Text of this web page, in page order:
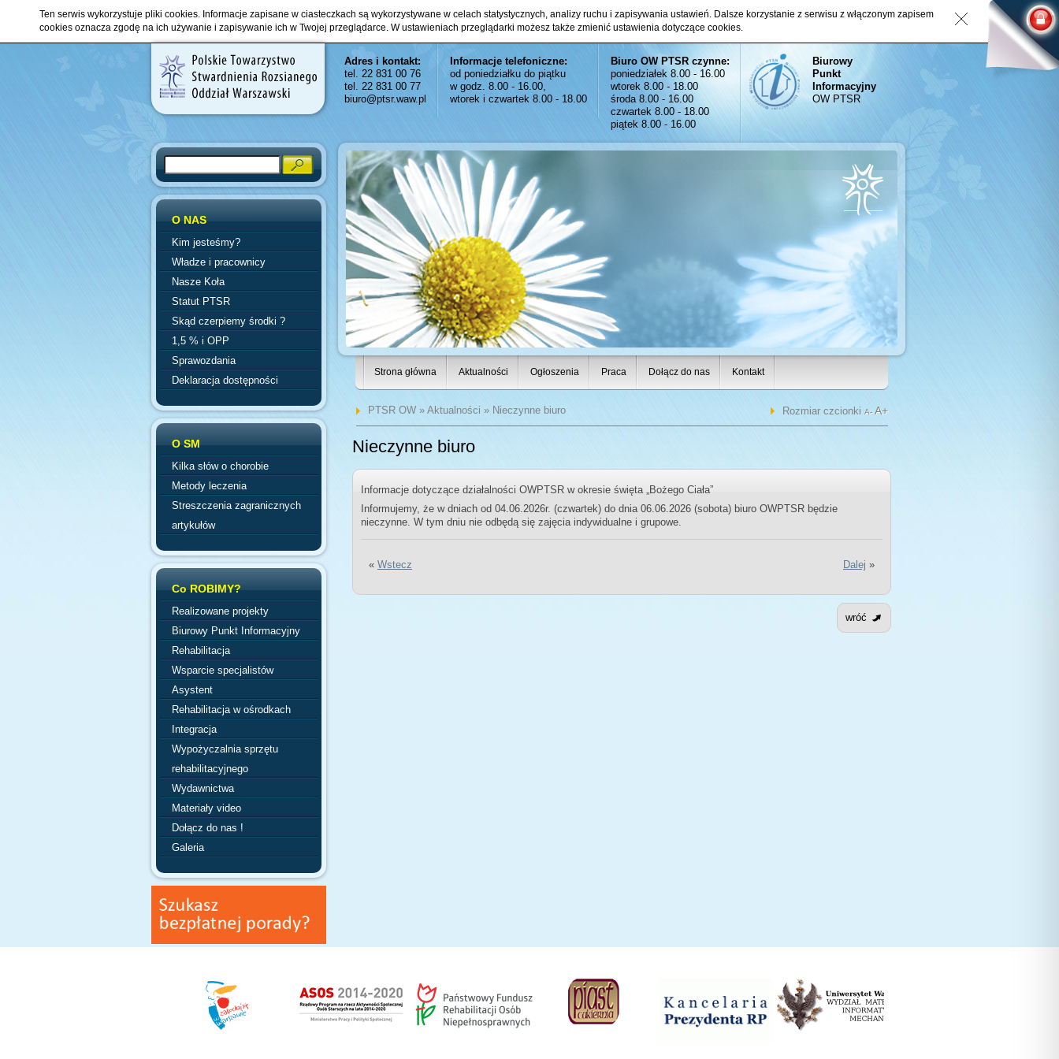
Ten serwis wykorzystuje pliki cookies. Informacje zapisane w ciasteczkach są wykorzystywane w celach statystycznych, analizy ruchu i zapisywania ustawień. Dalsze korzystanie z serwisu z włączonym zapisem
cookies oznacza zgodę na ich używanie i zapisywanie ich w Twojej przeglądarce. W ustawieniach przeglądarki możesz także zmienić ustawienia dotyczące cookies.
Adres i kontakt:
tel. 22 831 00 76
tel. 22 831 00 77
biuro@ptsr.waw.pl
Informacje telefoniczne:
od poniedziałku do piątku
w godz. 8.00 - 16.00,
wtorek i czwartek 8.00 - 18.00
Biuro OW PTSR czynne:
poniedziałek 8.00 - 16.00
wtorek 8.00 - 18.00
środa 8.00 - 16.00
czwartek 8.00 - 18.00
piątek 8.00 - 16.00
Biurowy
Punkt
Informacyjny
OW PTSR
Search
O NAS
Kim jesteśmy?
Władze i pracownicy
Nasze Koła
Statut PTSR
Skąd czerpiemy środki ?
1,5 % i OPP
Sprawozdania
Deklaracja dostępności
O SM
Kilka słów o chorobie
Metody leczenia
Streszczenia zagranicznych
artykułów
Co ROBIMY?
Realizowane projekty
Biurowy Punkt Informacyjny
Rehabilitacja
Wsparcie specjalistów
Asystent
Rehabilitacja w ośrodkach
Integracja
Wypożyczalnia sprzętu
rehabilitacyjnego
Wydawnictwa
Materiały video
Dołącz do nas !
Galeria
Strona główna Aktualności Ogłoszenia Praca Dołącz do nas Kontakt
PTSR OW» Aktualności » Nieczynne biuro Rozmiar czcionki A-A+
Nieczynne biuro
Informacje dotyczące działalności OWPTSR w okresie święta „Bożego Ciała”
Informujemy, że w dniach od 04.06.2026r. (czwartek) do dnia 06.06.2026 (sobota) biuro OWPTSR będzie
nieczynne. W tym dniu nie odbędą się zajęcia indywidualne i grupowe.
« Wstecz Dalej »
wróć